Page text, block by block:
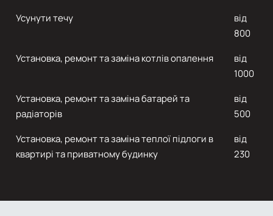
Усунути течу
від
800
Установка, ремонт та заміна котлів опалення
від
1000
Установка, ремонт та заміна батарей та
радіаторів
від
500
Установка, ремонт та заміна теплої підлоги в
квартирі та приватному будинку
від
230